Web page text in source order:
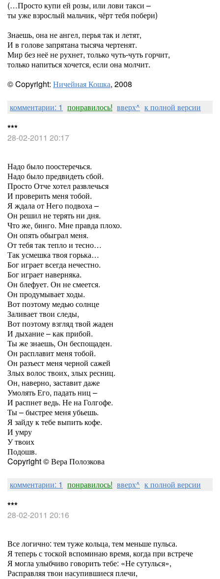
(…Просто купи ей розы, или лови такси –
ты уже взрослый мальчик, чёрт тебя побери)
Знаешь, она не ангел, перья так и летят,
И в голове запрятана тысяча чертенят.
Мир без неё не рухнет, только чуть-чуть горчит,
только напиться хочется, если она молчит.
© Copyright: Ничейная Кошка, 2008
комментарии: 1 понравилось! вверх^ к полной версии
***
28-02-2011 20:17
Надо было поостеречься.
Надо было предвидеть сбой.
Просто Отче хотел развлечься
И проверить меня тобой.
Я ждала от Него подвоха –
Он решил не терять ни дня.
Что же, бинго. Мне правда плохо.
Он опять обыграл меня.
От тебя так тепло и тесно…
Так усмешка твоя горька…
Бог играет всегда нечестно.
Бог играет наверняка.
Он блефует. Он не смеется.
Он продумывает ходы.
Вот поэтому медью солнце
Заливает твои следы,
Вот поэтому взгляд твой жаден
И дыхание – как прибой.
Ты же знаешь, Он беспощаден.
Он расплавит меня тобой.
Он разъест меня черной сажей
Злых волос твоих, злых ресниц.
Он, наверно, заставит даже
Умолять Его, падать ниц –
И распнет ведь. Не на Голгофе.
Ты – быстрее меня убьешь.
Я зайду к тебе выпить кофе.
И умру
У твоих
Подошв.
Copyright © Вера Полозкова
комментарии: 1 понравилось! вверх^ к полной версии
***
28-02-2011 20:16
Все логично: тем туже кольца, тем меньше пульса.
Я теперь с тоской вспоминаю время, когда при встрече
Я могла улыбчиво говорить тебе: «Не сутулься»,
Расправляя твои насупившиеся плечи,